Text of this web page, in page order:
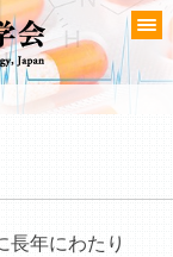
長年にわたり